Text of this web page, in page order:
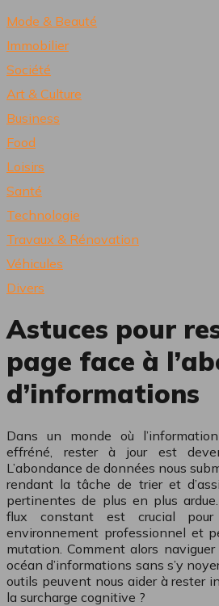
Mode & Beauté
Immobilier
Société
Art & Culture
Business
Food
Loisirs
Santé
Technologie
Travaux & Rénovation
Véhicules
Divers
Astuces pour
page face à
d’informations
Dans un monde où
effréné, rester à jour est
L’abondance de données nous
rendant la tâche de trier et
pertinentes de plus en plus
flux constant est crucial
environnement professionnel et
mutation. Comment alors
océan d’informations sans s’y
outils peuvent nous aider à rester
la surcharge cognitive ?